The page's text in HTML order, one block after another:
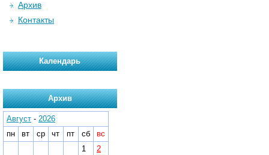
Архив
Контакты
Календарь
Архив
Август - 2026
пн
вт ср чт пт сб
вс
1
2